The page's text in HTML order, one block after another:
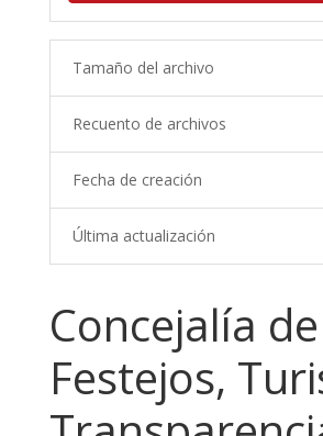
Tamaño del archivo
Recuento de archivos
Fecha de creación
Última actualización
Concejalía de
Festejos,